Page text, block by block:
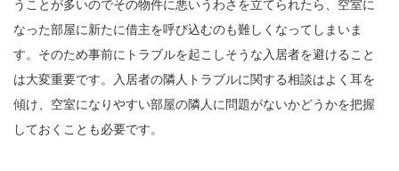
うことが多いのでその物件に悪いうわさを立てられたら、空室に
なった部屋に新たに借主を呼び込むのも難しくなってしまいま
す。そのため事前にトラブルを起こしそうな入居者を避けること
は大変重要です。入居者の隣人トラブルに関する相談はよく耳を
傾け、空室になりやすい部屋の隣人に問題がないかどうかを把握
しておくことも必要です。